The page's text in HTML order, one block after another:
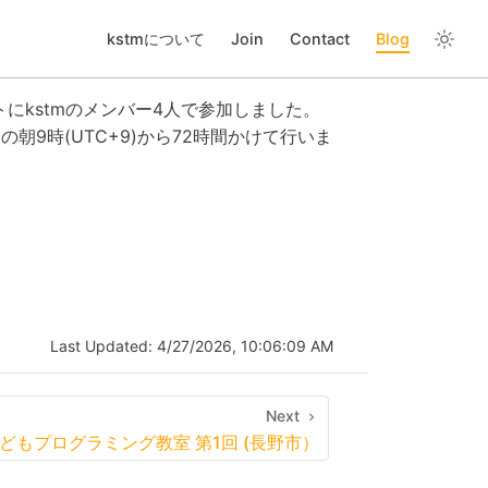
kstmについて Join Contact Blog
kstmのメンバー4人で参加しました。
朝9時(UTC+9)から72時間かけて行いま
Last Updated: 4/27/2026, 10:06:09 AM
Next
もプログラミング教室 第1回 (長野市）